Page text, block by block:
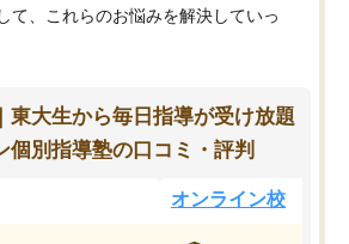
て、これらのお悩みを解決していっ
東大生から毎日指導が受け放題
個別指導塾の口コミ・評判
オンライン校